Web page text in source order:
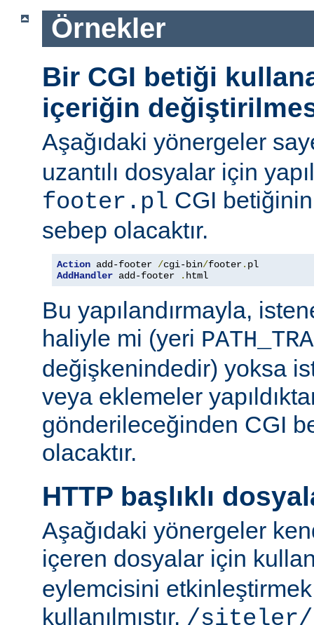
Örnekler
Bir CGI betiği
içeriğin
Aşağıdaki yönergeler
uzantılı dosyalar için
footer.pl CGI
sebep olacaktır.
Action add-footer /cgi-bin/footer.
AddHandler add-footer . html
Bu yapılandırmayla,
haliyle mi (yeri
değişkenindedir) yoksa
veya eklemeler
gönderileceğinden CGI
olacaktır.
HTTP başlıklı
Aşağıdaki yönergeler
içeren dosyalar için
eylemcisini
kullanılmıştır. /siteler/